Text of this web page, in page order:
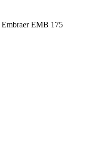
Embraer EMB 175